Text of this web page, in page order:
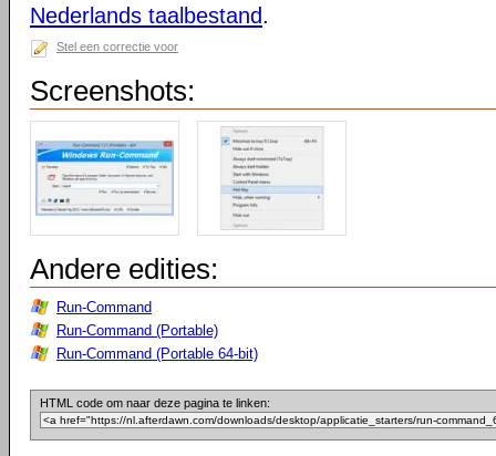
Nederlands taalbestand.
Stel een correctie voor
Screenshots:
Andere edities:
Run-Command
Run-Command (Portable)
Run-Command (Portable 64-bit)
HTML code om naar deze pagina te linken: